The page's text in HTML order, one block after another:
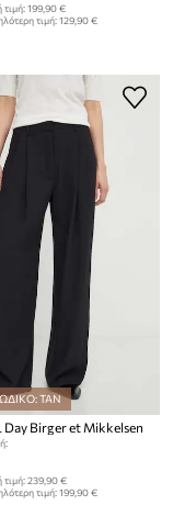
τιμή:199,90 €
τιμή:129,90 €
TAN
Day Birger et Mikkelsen
τιμή:239,90 €
τιμή:199,90 €